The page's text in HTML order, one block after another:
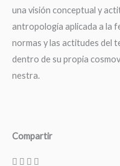
una visión conceptual y
antropología aplicada a la
normas y las actitudes del
dentro de su propia
nestra.
Compartir